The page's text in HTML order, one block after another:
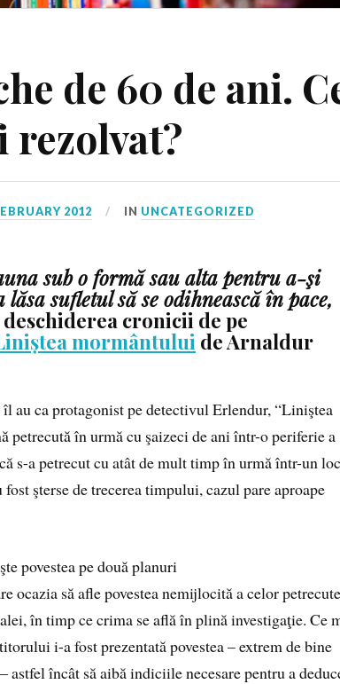
de 60 de ani.
rezolvat?
2012 IN UNCATEGORIZED
sub o formă sau alta pentru a-şi
sufletul să se odihnească în pace,
cronicii de pe
mormântului deArnaldur
au ca protagonist pe detectivul Erlendur, “Liniştea
petrecută în urmă cu şaizeci de ani într-o periferie a
s-a petrecut cu atât de mult timp în urmă într-un loc
şterse de trecerea timpului, cazul pare aproape
povestea pe două planuri
ocazia să afle povestea nemijlocită a celor petrecute
în timp ce crima se află în plină investigaţie. Ce
i-a fost prezentată povestea – extrem de bine
astfel încât să aibă indiciile necesare pentru a